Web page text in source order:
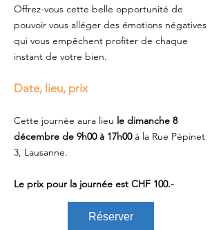
Offrez-vous cette belle opportunité de
pouvoir vous alléger des émotions négatives
qui vous empêchent profiter de chaque
instant de votre bien.
Date, lieu, prix
Cette journée aura lieu le dimanche 8
décembre de 9h00 à 17h00à la Rue Pépinet
3, Lausanne.
Le prix pour la journée est CHF 100.-
Réserver